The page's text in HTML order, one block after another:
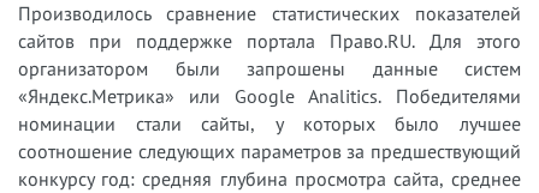
Производилось сравнение статистических показателей
сайтов при поддержке портала Право.RU. Для этого
организатором были запрошены данные систем
«Яндекс.Метрика» или Google Analitics. Победителями
номинации стали сайты, у которых было лучшее
соотношение следующих параметров за предшествующий
конкурсу год: средняя глубина просмотра сайта, среднее